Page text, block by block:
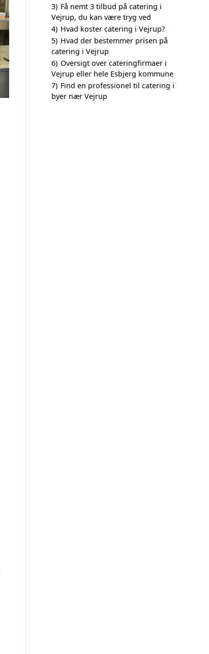
3) Få nemt 3 tilbud på catering i
Vejrup, du kan være tryg ved
4) Hvad koster catering i Vejrup?
5) Hvad der bestemmer prisen på
catering i Vejrup
6) Oversigt over cateringfirmaer i
Vejrup eller hele Esbjerg kommune
7) Find en professionel til catering i
byer nær Vejrup